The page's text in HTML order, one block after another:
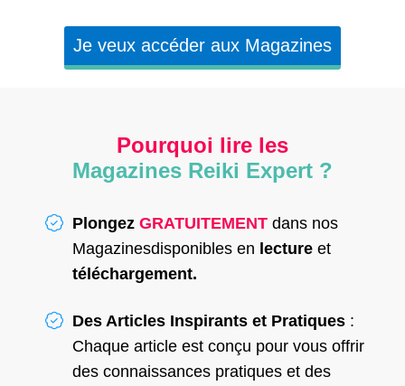
Je veux accéder aux Magazines
Pourquoi lire les
Magazines Reiki Expert ?
Plongez GRATUITEMENT dans nos
Magazinesdisponibles en lecture et
téléchargement.
Des Articles Inspirants et Pratiques :
Chaque article est conçu pour vous offrir
des connaissances pratiques et des